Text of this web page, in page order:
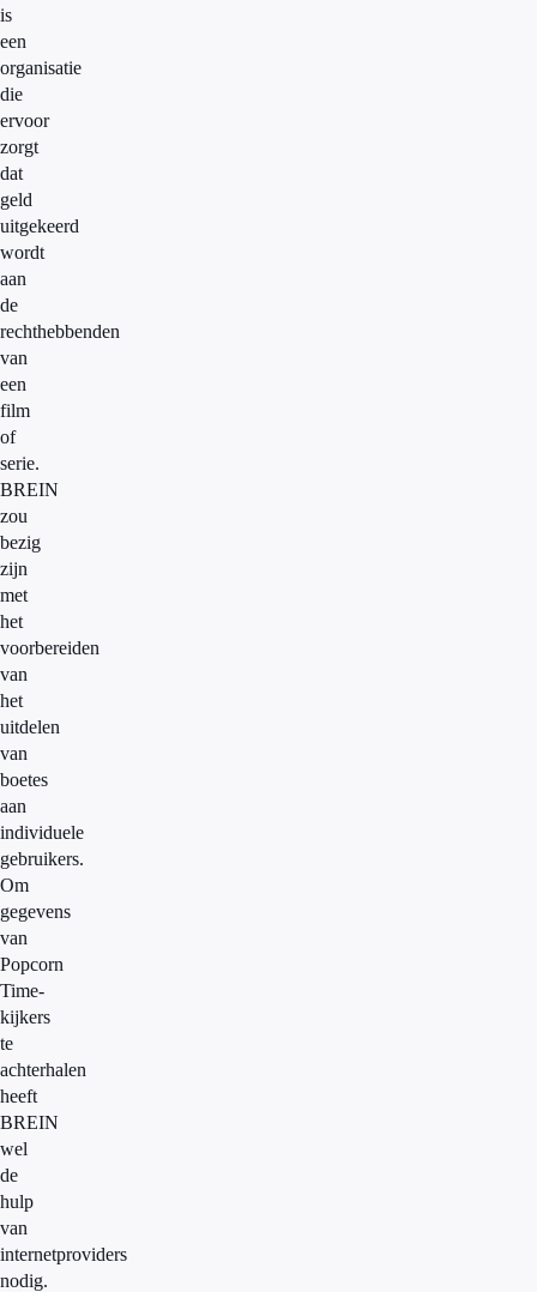
is
een
organisatie
die
ervoor
zorgt
dat
geld
uitgekeerd
wordt
aan
de
rechthebbenden
van
een
film
of
serie.
BREIN
zou
bezig
zijn
met
het
voorbereiden
van
het
uitdelen
van
boetes
aan
individuele
gebruikers.
Om
gegevens
van
Popcorn
Time-
kijkers
te
achterhalen
heeft
BREIN
wel
de
hulp
van
internetproviders
nodig.